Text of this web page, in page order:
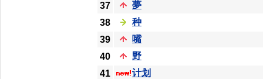
37
夢
38
种
39
嘴
40
野
41
计划